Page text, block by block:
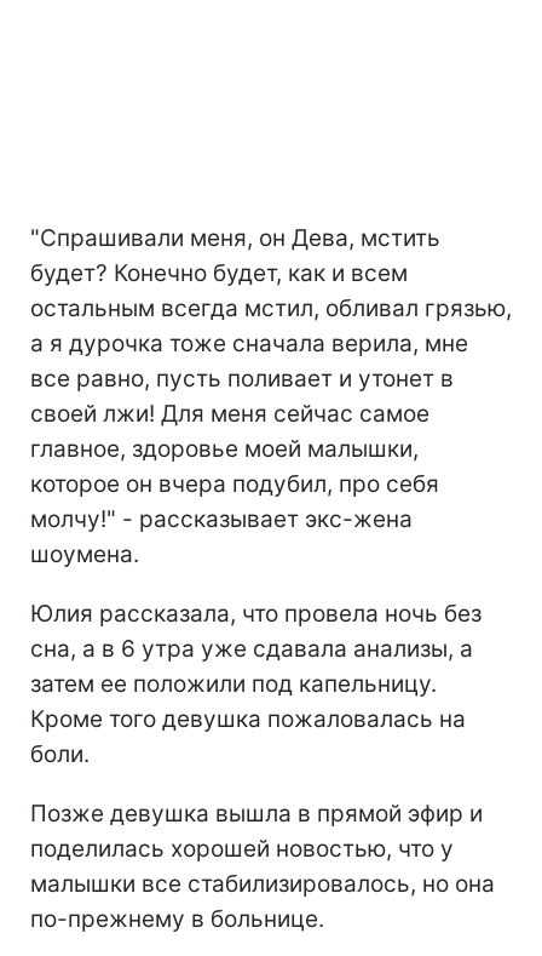
"Спрашивали меня, он Дева, мстить
будет? Конечно будет, как и всем
остальным всегда мстил, обливал грязью,
а я дурочка тоже сначала верила, мне
все равно, пусть поливает и утонет в
своей лжи! Для меня сейчас самое
главное, здоровье моей малышки,
которое он вчера подубил, про себя
молчу!" - рассказывает экс-жена
шоумена.
Юлия рассказала, что провела ночь без
сна, а в 6 утра уже сдавала анализы, а
затем ее положили под капельницу.
Кроме того девушка пожаловалась на
боли.
Позже девушка вышла в прямой эфир и
поделилась хорошей новостью, что у
малышки все стабилизировалось, но она
по-прежнему в больнице.